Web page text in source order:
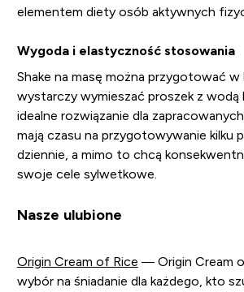
elementem diety osób aktywnych
Wygoda i elastyczność stosowania
Shake na masę można przygotować
wystarczy wymieszać proszek z wodą
idealne rozwiązanie dla
mają czasu na przygotowywanie kilku
dziennie, a mimo to chcą
swoje cele sylwetkowe.
Nasze ulubione
Origin Cream of Rice — Origin Cream
wybór na śniadanie dla każdego, kto